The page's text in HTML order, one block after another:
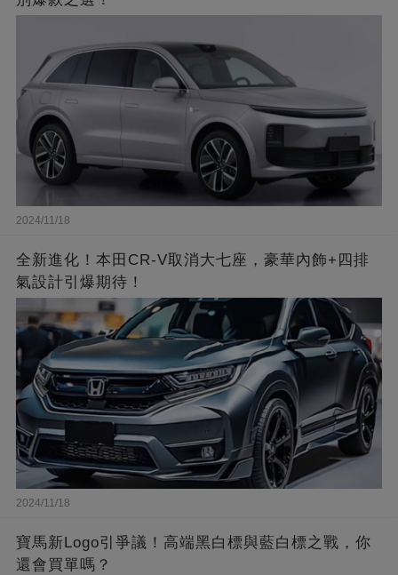
2024/11/18
全新進化！本田CR-V取消大七座，豪華內飾+四排
氣設計引爆期待！
2024/11/18
寶馬新Logo引爭議！高端黑白標與藍白標之戰，你
還會買單嗎？